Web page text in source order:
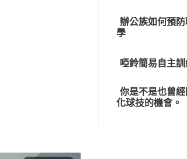
辦公族如何預
學
啞鈴簡易自主
你是不是也曾
化球技的機會。